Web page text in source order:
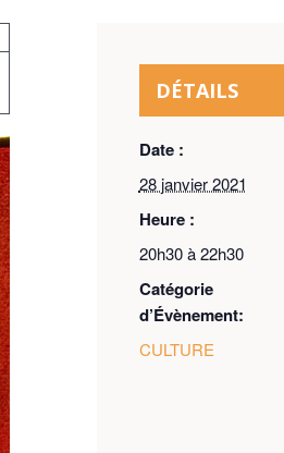
DÉTAILS
Date :
28 janvier 2021
Heure :
20h30 à 22h30
Catégorie
d’Évènement:
CULTURE